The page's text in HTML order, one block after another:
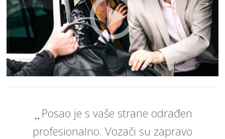
Posao je s vaše strane odrađen
profesionalno. Vozači su zapravo